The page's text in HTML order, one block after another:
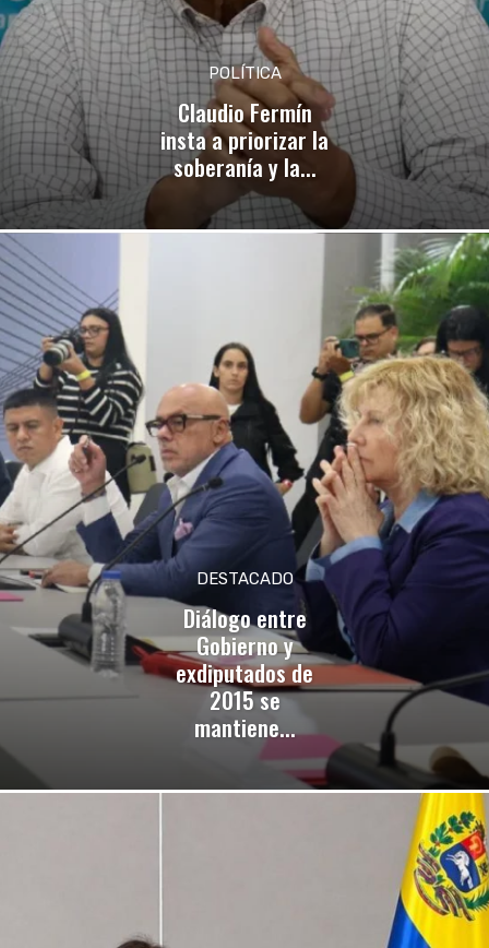
POLÍTICA
Claudio Fermín
insta a priorizar la
soberanía y la...
DESTACADO
Diálogo entre
Gobierno y
exdiputados de
2015 se
mantiene...